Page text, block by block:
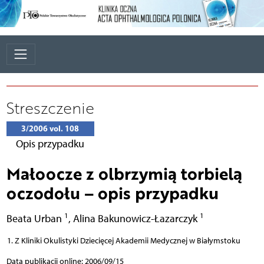
Streszczenie
3/2006 vol. 108
Opis przypadku
Małoocze z olbrzymią torbielą
oczodołu – opis przypadku
Beata Urban 1 , Alina Bakunowicz-Łazarczyk 1
Z Kliniki Okulistyki Dziecięcej Akademii Medycznej w Białymstoku
Data publikacji online: 2006/09/15